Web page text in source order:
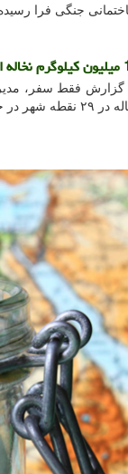
جنگی فرا
سازی شد
شهر در جنگ رمضان آگاهی داد.